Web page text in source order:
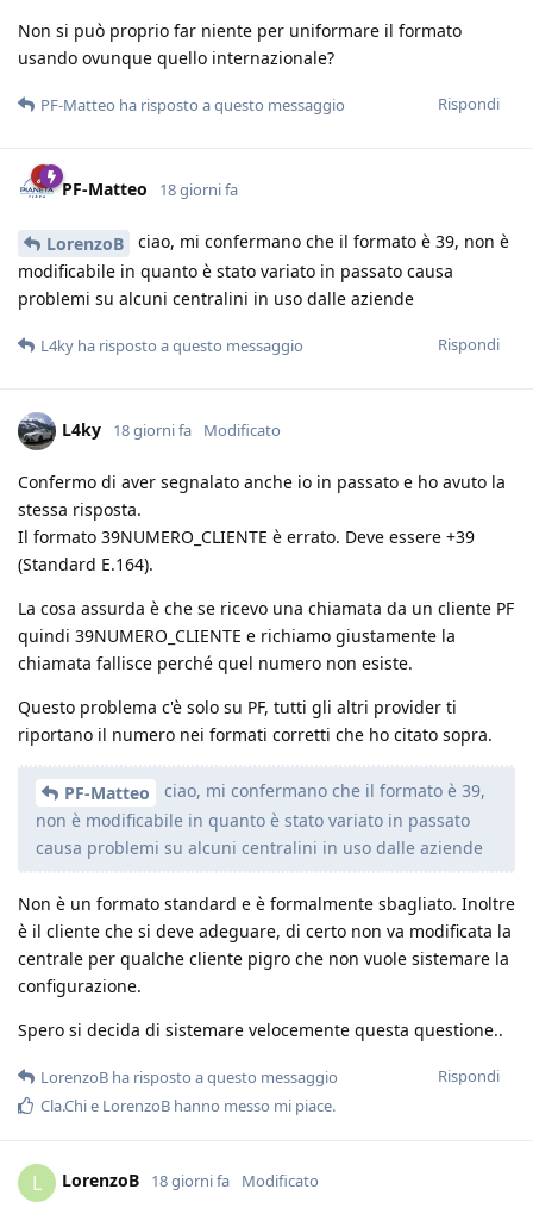
Non si può proprio far niente per uniformare il formato
usando ovunque quello internazionale?
Rispondi
PF-Matteo ha risposto a questo messaggio
PF-Matteo 18 giorni fa
LorenzoB
ciao, mi confermano che il formato è 39, non è
modificabile in quanto è stato variato in passato causa
problemi su alcuni centralini in uso dalle aziende
Rispondi
L4ky ha risposto a questo messaggio
L4ky 18 giorni fa Modificato
Confermo di aver segnalato anche io in passato e ho avuto la
stessa risposta.
Il formato 39NUMERO_CLIENTE è errato. Deve essere +39
(Standard E.164).
La cosa assurda è che se ricevo una chiamata da un cliente PF
quindi 39NUMERO_CLIENTE e richiamo giustamente la
chiamata fallisce perché quel numero non esiste.
Questo problema c'è solo su PF, tutti gli altri provider ti
riportano il numero nei formati corretti che ho citato sopra.
PF-Matteo
ciao, mi confermano che il formato è 39,
non è modificabile in quanto è stato variato in passato
causa problemi su alcuni centralini in uso dalle aziende
Non è un formato standard e è formalmente sbagliato. Inoltre
è il cliente che si deve adeguare, di certo non va modificata la
centrale per qualche cliente pigro che non vuole sistemare la
configurazione.
Spero si decida di sistemare velocemente questa questione..
Rispondi
LorenzoB ha risposto a questo messaggio
Cla.Chie LorenzoB hanno messo mi piace.
L LorenzoB 18 giorni fa Modificato